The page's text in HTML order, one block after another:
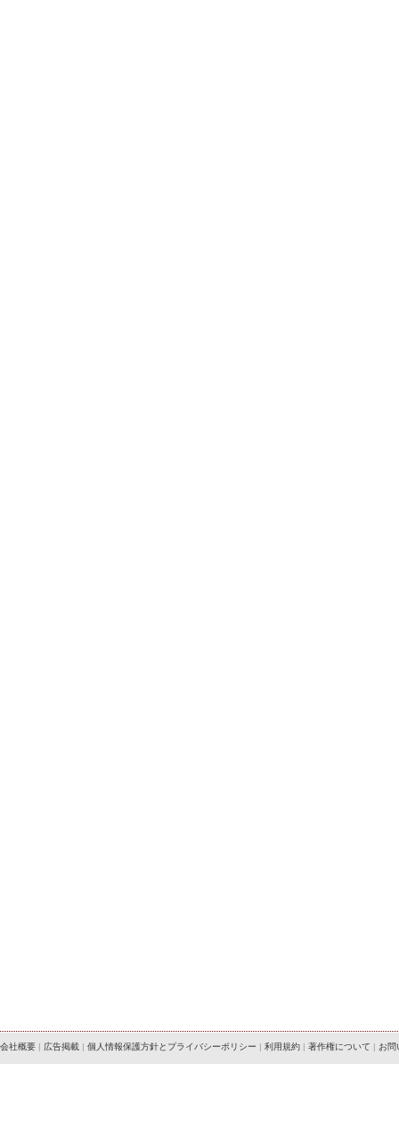
会社概要 | 広告掲載 | 個人情報保護方針とプライバシーポリシー | 利用規約 | 著作権について | お問